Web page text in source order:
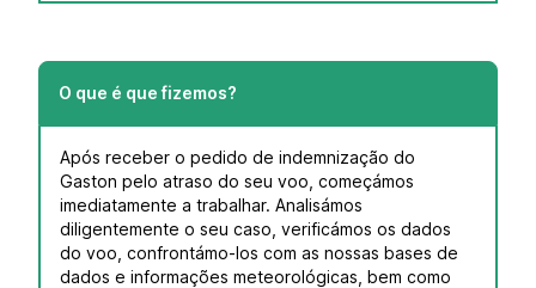
O que é que fizemos?
Após receber o pedido de indemnização do
Gaston pelo atraso do seu voo, começámos
imediatamente a trabalhar. Analisámos
diligentemente o seu caso, verificámos os dados
do voo, confrontámo-los com as nossas bases de
dados e informações meteorológicas, bem como